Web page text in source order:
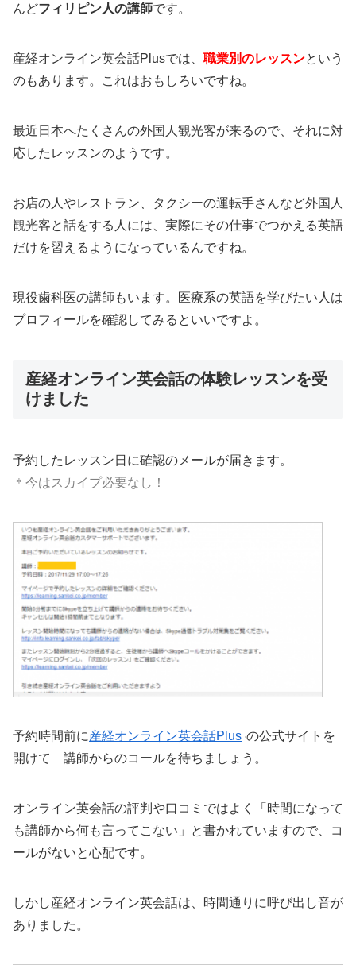
んどフィリピン人の講師です。
産経オンライン英会話Plusでは、 職業別のレッスンという
のもあります。これはおもしろいですね。
最近日本へたくさんの外国人観光客が来るので、それに対
応したレッスンのようです。
お店の人やレストラン、タクシーの運転手さんなど外国人
観光客と話をする人には、実際にその仕事でつかえる英語
だけを習えるようになっているんですね。
現役歯科医の講師もいます。医療系の英語を学びたい人は
プロフィールを確認してみるといいですよ。
産経オンライン英会話の体験レッスンを受
けました
予約したレッスン日に確認のメールが届きます。
＊今はスカイプ必要なし！
予約時間前に産経オンライン英会話Plus の公式サイトを
開けて 講師からのコールを待ちましょう。
オンライン英会話の評判や口コミではよく「時間になって
も講師から何も言ってこない」と書かれていますので、コ
ールがないと心配です。
しかし産経オンライン英会話は、時間通りに呼び出し音が
ありました。